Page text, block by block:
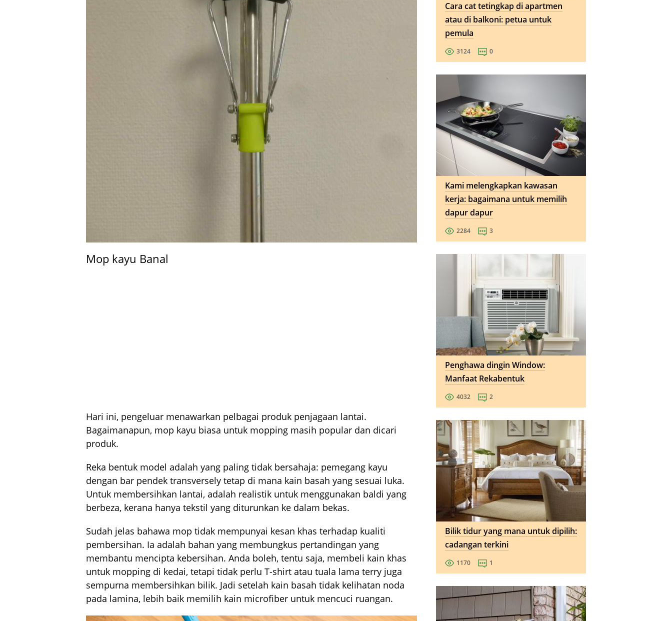
Mop kayu Banal
Hari ini, pengeluar menawarkan pelbagai produk penjagaan lantai.
Bagaimanapun, mop kayu biasa untuk mopping masih popular dan dicari
produk.
Reka bentuk model adalah yang paling tidak bersahaja: pemegang kayu
dengan bar pendek transversely tetap di mana kain basah yang sesuai luka.
Untuk membersihkan lantai, adalah realistik untuk menggunakan baldi yang
berbeza, kerana hanya tekstil yang diturunkan ke dalam bekas.
Sudah jelas bahawa mop tidak mempunyai kesan khas terhadap kualiti
pembersihan. Ia adalah bahan yang membungkus pertandingan yang
membantu mencipta kebersihan. Anda boleh, tentu saja, membeli kain khas
untuk mopping di kedai, tetapi tidak perlu T-shirt atau tuala lama terry juga
sempurna membersihkan bilik. Jadi setelah kain basah tidak kelihatan noda
pada lamina, lebih baik memilih kain microfiber untuk mencuci ruangan.
Cara cat tetingkap di apartmen
atau di balkoni: petua untuk
pemula
3124 0
Kami melengkapkan kawasan
kerja: bagaimana untuk memilih
dapur dapur
2284 3
Penghawa dingin Window:
Manfaat Rekabentuk
4032 2
Bilik tidur yang mana untuk dipilih:
cadangan terkini
1170 1